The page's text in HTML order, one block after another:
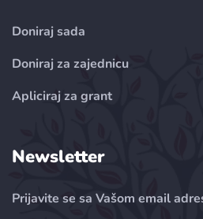
Doniraj sada
Doniraj za zajednicu
Apliciraj za grant
Newsletter
Prijavite se sa Vašom email